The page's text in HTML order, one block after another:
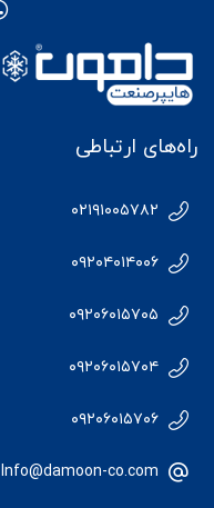
راه‌های ارتباطی
۰۲۱۹۱۰۰۵۷۸۲
۰۹۲۰۴۰۱۴۰۰۶
۰۹۲۰۶۰۱۵۷۰۵
۰۹۲۰۶۰۱۵۷۰۴
۰۹۲۰۶۰۱۵۷۰۶
Info@damoon-co.com